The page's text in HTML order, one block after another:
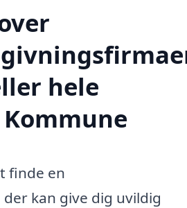
hele
finde en
kan give dig uvildig